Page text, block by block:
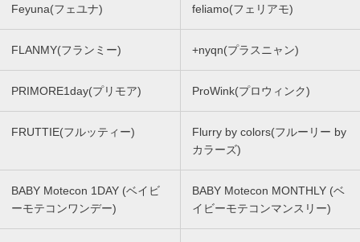
Feyuna(フェユナ) feliamo(フェリアモ)
FLANMY(フランミー) +nyqn(プラスニャン)
PRIMORE1day(プリモア) ProWink(プロウィンク)
FRUTTIE(フルッティー)
Flurry by colors(フルーリー by
カラーズ)
BABY Motecon 1DAY (ベイビ
ーモテコンワンデー)
BABY Motecon MONTHLY (ベ
イビーモテコンマンスリー)